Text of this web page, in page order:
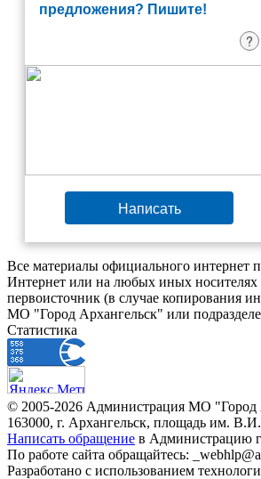
предложения? Пишите!
?
Написать
Все материалы официального интернет
Интернет или на любых иных носителях
первоисточник (в случае копирования
МО "Город Архангельск" или
Статистика
© 2005-2026 Администрация МО "Город
163000, г. Архангельск, площадь им.
Написать обращение в Администрацию
По работе сайта обращайтесь:
Разработано с использованием